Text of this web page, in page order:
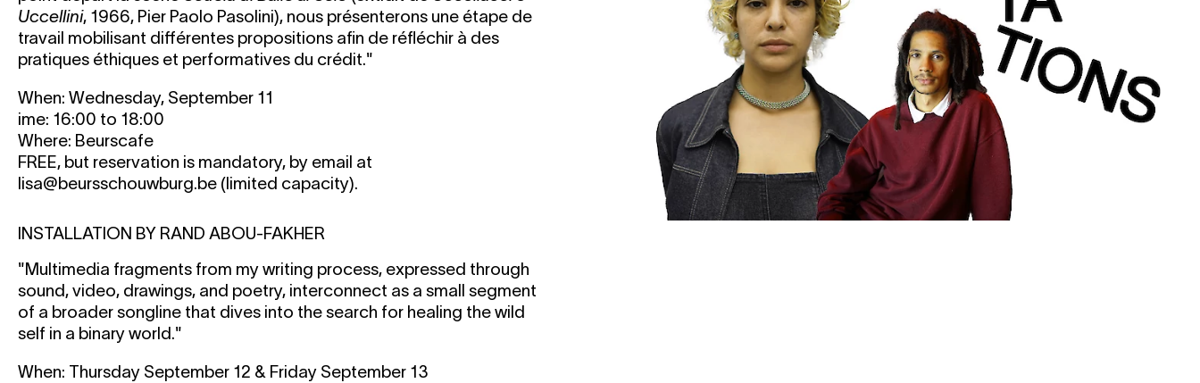
Uccellini, 1966, Pier Paolo Pasolini), nous présenterons une étape de
travail mobilisant différentes propositions afin de réfléchir à des
pratiques éthiques et performatives du crédit."
When: Wednesday, September 11
ime: 16:00 to 18:00
Where: Beurscafe
FREE, but reservation is mandatory, by email at
lisa@beursschouwburg.be (limited capacity).
INSTALLATION BY RAND ABOU-FAKHER
"Multimedia fragments from my writing process, expressed through
sound, video, drawings, and poetry, interconnect as a small segment
of a broader songline that dives into the search for healing the wild
self in a binary world."
When: Thursday September 12 & Friday September 13